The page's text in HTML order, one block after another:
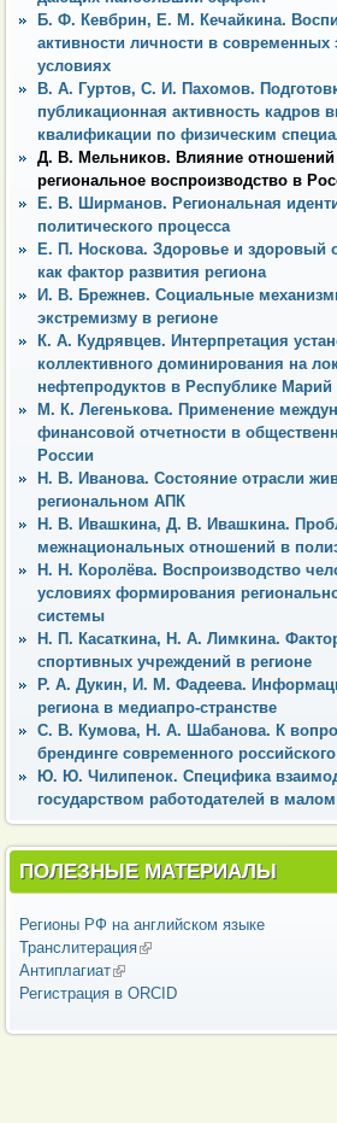
Б. Ф. Кевбрин, Е. М. Кечайкина.
активности личности в современных
условиях
В. А. Гуртов, С. И. Пахомов.
публикационная активность кадров
квалификации по физическим
Д. В. Мельников. Влияние отношений
региональное воспроизводство в
Е. В. Ширманов. Региональная
политического процесса
Е. П. Носкова. Здоровье и здоровый
как фактор развития региона
И. В. Брежнев. Социальные
экстремизму в регионе
К. А. Кудрявцев. Интерпретация
коллективного доминирования на
нефтепродуктов в Республике
М. К. Легенькова. Применение
финансовой отчетности в
России
Н. В. Иванова. Состояние отрасли
региональном АПК
Н. В. Ивашкина, Д. В. Ивашкина.
межнациональных отношений в
Н. Н. Королёва. Воспроизводство
условиях формирования
системы
Н. П. Касаткина, Н. А. Лимкина.
спортивных учреждений в регионе
Р. А. Дукин, И. М. Фадеева.
региона в медиапро-странстве
С. В. Кумова, Н. А. Шабанова. К
брендинге современного
Ю. Ю. Чилипенок. Специфика
государством работодателей в
ПОЛЕЗНЫЕ МАТЕРИАЛЫ
Регионы РФ на английском языке
Транслитерация(внешняя ссылка)
Антиплагиат(внешняя ссылка)
Регистрация в ORCID